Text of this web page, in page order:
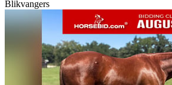
Blikvangers